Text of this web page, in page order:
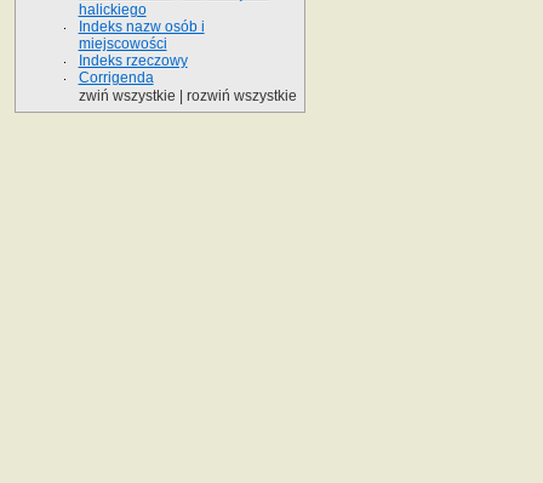
halickiego
Indeks nazw osób i
miejscowości
Indeks rzeczowy
Corrigenda
zwiń wszystkie
rozwiń wszystkie